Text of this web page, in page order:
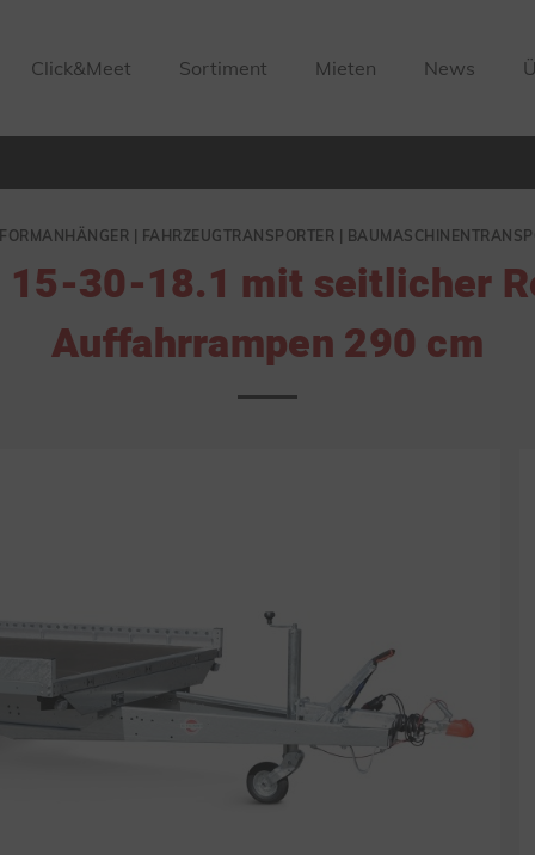
Click&Meet Sortiment Mieten News
| FAHRZEUGTRANSPORTER |
15-30-18.1 mit seitlicher
Auffahrrampen 290 cm